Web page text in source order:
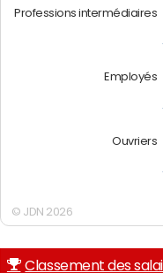
Professions intermédiaires
Employés
Ouvriers
© JDN 2026
Classement des